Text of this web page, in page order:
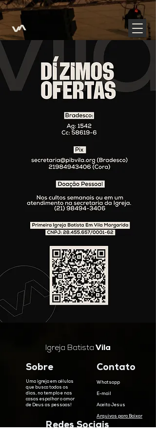
https://www.google.com/maps/d/edit?
mid=1Tpzwo2Cs1fIpI9Au99ncEozQEp6se7s&usp=sharing
Igreja Batista Vila
Sobre Contato
Whatsapp
E-mail
Aceito Jesus
Arquivos para Baixar
Redes Sociais
Uma igreja em células
que busca todos os
dias, no templo e nas
casas espalhar o amor
de Deus as pessoas!